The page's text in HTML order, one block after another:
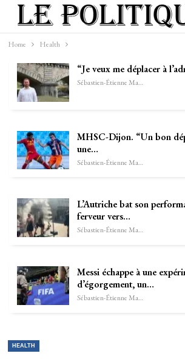
Home Health
“Je veux me déplacer à
Sébastien-Étienne Marechal
MHSC-Dijon. “Un bon
une…
Sébastien-Étienne Marechal
L’Autriche bat son
ferveur vers…
Sébastien-Étienne Marechal
Messi échappe à une
d’égorgement, un…
Sébastien-Étienne Marechal
HEALTH